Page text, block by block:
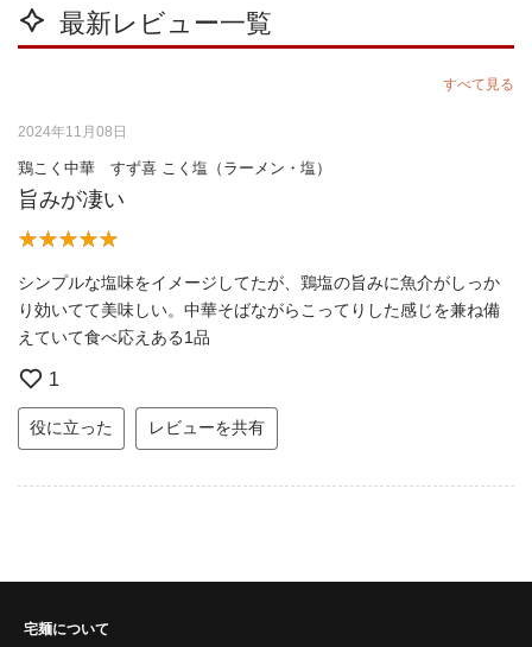
最新レビュー一覧
すべて見る
2024年11月08日
鶏こく中華 すず喜 こく塩（ラーメン・塩）
旨みが凄い
シンプルな塩味をイメージしてたが、鶏塩の旨みに魚介がしっか
り効いてて美味しい。中華そばながらこってりした感じを兼ね備
えていて食べ応えある1品
1
役に立った レビューを共有
宅麺について